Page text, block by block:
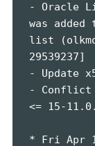
- Oracle
was
list
29539237]
- Update
- Conflict
<= 15-
* Fri Apr